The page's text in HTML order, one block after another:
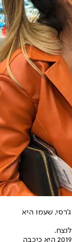
ג'רסי, שעמו היא
תבורי היא אשתו לשעבר של הזמר שימי תבורי, וב-2019 היא כיכבה